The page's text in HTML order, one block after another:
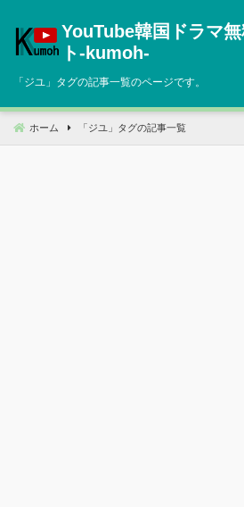
へ
動
YouTube韓国ドラマ
ト‐kumoh‐
「ジユ 」タグの記事一覧のページです。
ホーム 「 ジユ 」タグの記事一覧